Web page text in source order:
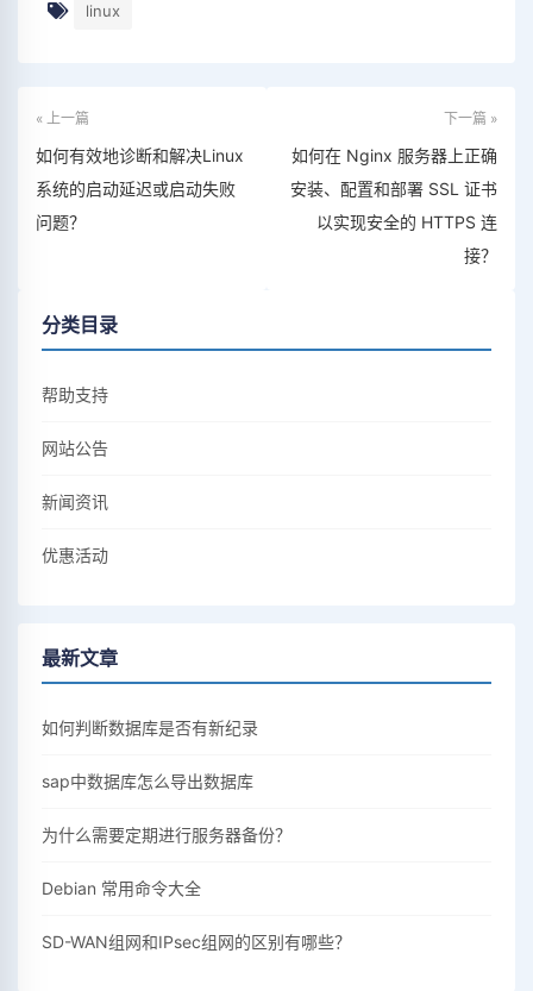
linux
« 上一篇
如何有效地诊断和解决Linux
系统的启动延迟或启动失败
问题？
下一篇 »
如何在 Nginx 服务器上正确
安装、配置和部署 SSL 证书
以实现安全的 HTTPS 连
接？
分类目录
帮助支持
网站公告
新闻资讯
优惠活动
最新文章
如何判断数据库是否有新纪录
sap中数据库怎么导出数据库
为什么需要定期进行服务器备份？
Debian 常用命令大全
SD-WAN组网和IPsec组网的区别有哪些？